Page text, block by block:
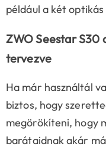
például a két
ZWO Seestar S30
tervezve
Ha már használtál
biztos, hogy
megörökíteni, hogy
barátaidnak akár